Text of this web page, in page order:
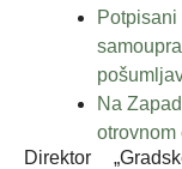
Na
otrovnom
Direktor